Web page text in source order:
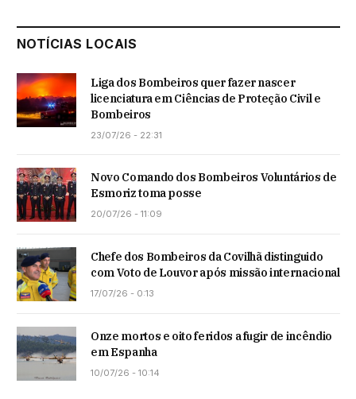
NOTÍCIAS LOCAIS
Liga dos Bombeiros quer fazer nascer
licenciatura em Ciências de Proteção Civil e
Bombeiros
23/07/26 - 22:31
Novo Comando dos Bombeiros Voluntários de
Esmoriz toma posse
20/07/26 - 11:09
Chefe dos Bombeiros da Covilhã distinguido
com Voto de Louvor após missão internacional
17/07/26 - 0:13
Onze mortos e oito feridos a fugir de incêndio
em Espanha
10/07/26 - 10:14